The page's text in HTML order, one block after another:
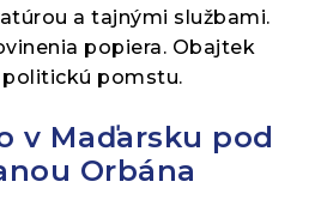
a tajnými službami.
popiera. Obajtek
politickú pomstu.
v Maďarsku pod
Orbána